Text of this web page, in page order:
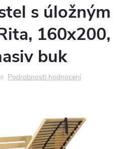
s úložným
160x200,
buk
Podrobnosti hodnocení